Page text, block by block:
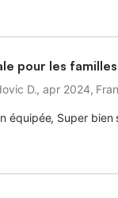
pour les
D., apr 2024,
équipée, Super bien